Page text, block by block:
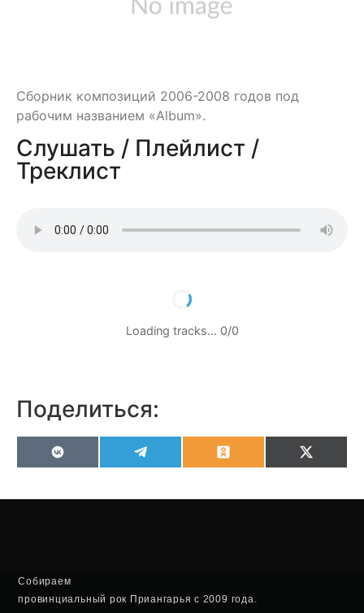
Сборник композиций 2006-2008 годов под
рабочим названием «Album».
Слушать / Плейлист /
Треклист
Loading tracks… 0/0
Поделиться:
VK OdnoklassnikiX
Собираем
провинциальный рок Приангарья с 2009 года.